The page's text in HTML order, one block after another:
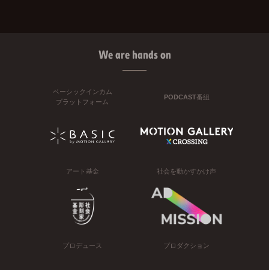
We are hands on
ベーシックインカム
プラットフォーム
PODCAST番組
アート基金 社会を動かすかけ声
プロデュース プロダクション